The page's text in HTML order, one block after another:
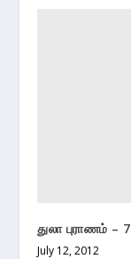
துலா புராணம் – 7
July 12, 2012